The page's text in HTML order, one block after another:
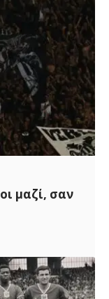
μαζί, σαν